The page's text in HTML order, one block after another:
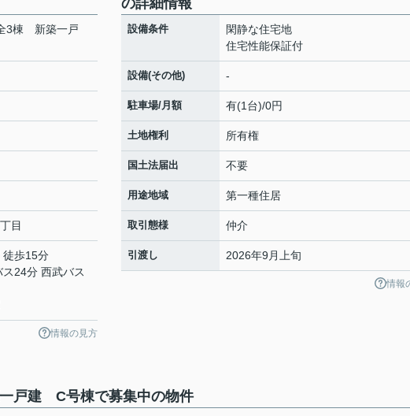
3棟 新築一戸
目
徒歩15分
ス24分 西武バス
情報の見方
の詳細情報
設備条件
閑静な住宅地
住宅性能保証付
設備(その他) -
駐車場/月額 有(1台)/0円
土地権利 所有権
国土法届出 不要
用途地域 第一種住居
取引態様 仲介
引渡し 2026年9月上旬
情報
戸建 C号棟で募集中の物件